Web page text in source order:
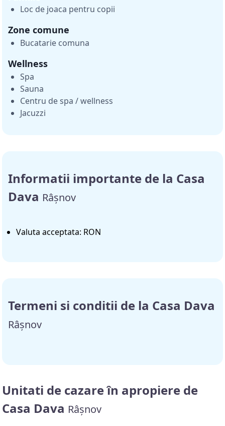
Loc de joaca pentru copii
Zone comune
Bucatarie comuna
Wellness
Spa
Sauna
Centru de spa / wellness
Jacuzzi
Informatii importante de la Casa
Dava Râșnov
Valuta acceptata: RON
Termeni si conditii de la Casa Dava
Râșnov
Unitati de cazare în apropiere de
Casa Dava Râșnov